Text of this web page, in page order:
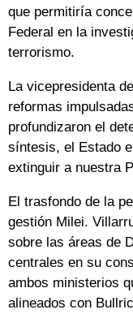
que permitiría
Federal en la
terrorismo.
La vicepresidenta
reformas
profundizaron el
síntesis, el Estado
extinguir a nuestra
El trasfondo de la
gestión Milei.
sobre las áreas de
centrales en su
ambos ministerios
alineados con